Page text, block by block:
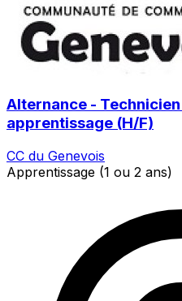
Alternance -
apprentissage (H/F)
CC du Genevois
Apprentissage (1 ou 2 ans)